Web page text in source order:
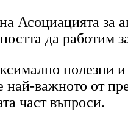
Асоциацията за
да работим
полезни
най-важното от
част въпроси.